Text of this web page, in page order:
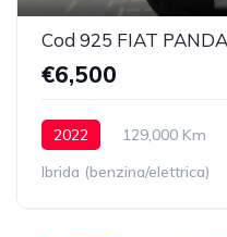
€6,500
2022 129,000 Km
Ibrida (benzina/elettrica)